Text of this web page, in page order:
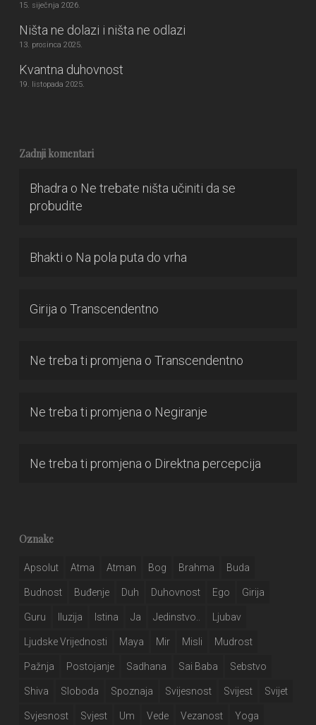
15. siječnja 2026.
Ništa ne dolazi i ništa ne odlazi
13. prosinca 2025.
Kvantna duhovnost
19. listopada 2025.
Zadnji komentari
Bhadra o Ne trebate ništa učiniti da se
probudite
Bhakti o Na pola puta do vrha
Girija o Transcendentno
Ne treba ti promjena o Transcendentno
Ne treba ti promjena o Negiranje
Ne treba ti promjena o Direktna percepcija
Oznake
Apsolut Atma Atman Bog Brahma Buda
Budnost Buđenje Duh Duhovnost Ego Girija
Guru Iluzija Istina Ja Jedinstvo.. Ljubav
Ljudske Vrijednosti Maya Mir Misli Mudrost
Pažnja Postojanje Sadhana Sai Baba Sebstvo
Shiva Sloboda Spoznaja Svijesnost Svijest Svijet
Svjesnost Svjest Um Vede Vezanost Yoga